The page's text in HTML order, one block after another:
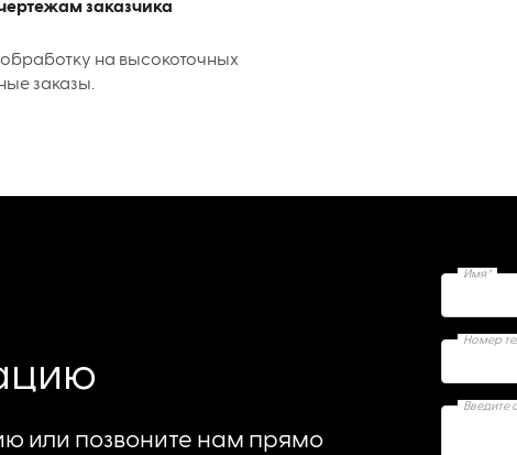
заказчика
на высокоточных
заказы.
или позвоните нам прямо
Имя*
Номер
Введите